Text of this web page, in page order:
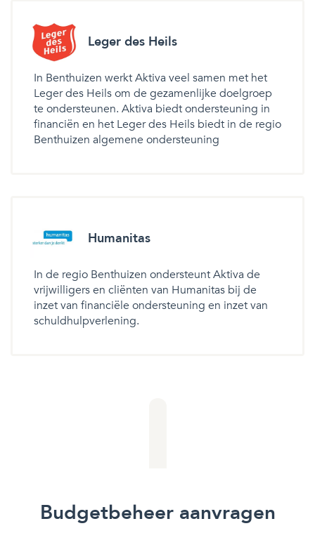
Leger des Heils
In Benthuizen werkt Aktiva veel samen met het
Leger des Heils om de gezamenlijke doelgroep
te ondersteunen. Aktiva biedt ondersteuning in
financiën en het Leger des Heils biedt in de regio
Benthuizen algemene ondersteuning
Humanitas
In de regio Benthuizen ondersteunt Aktiva de
vrijwilligers en cliënten van Humanitas bij de
inzet van financiële ondersteuning en inzet van
schuldhulpverlening.
Budgetbeheer aanvragen